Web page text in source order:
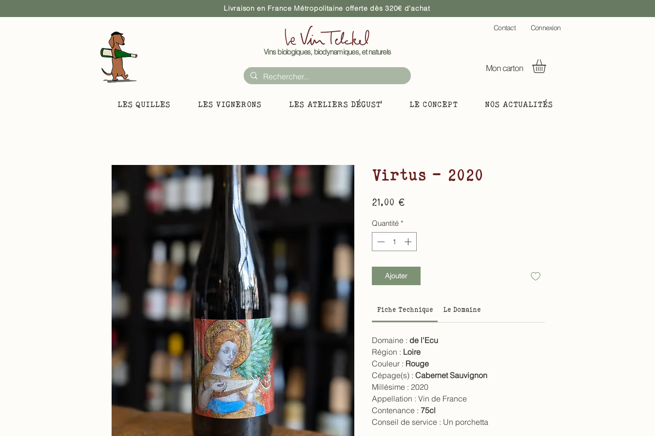
Livraison en France Métropolitaine offerte dès 320€ d'achat
Vins biologiques, biodynamiques, et naturels
Contact Connexion
Mon carton
LES QUILLES LES VIGNERONS LES ATELIERS DÉGUST' LE CONCEPT NOS ACTUALITÉS
Virtus - 2020
21,00 €Prix
Quantité *
Ajouter
Fiche Technique Le Domaine
Domaine : de l'Ecu
Région : Loire
Couleur : Rouge
Cépage(s) : Cabernet Sauvignon
Millésime : 2020
Appellation : Vin de France
Contenance : 75cl
Conseil de service : Un porchetta